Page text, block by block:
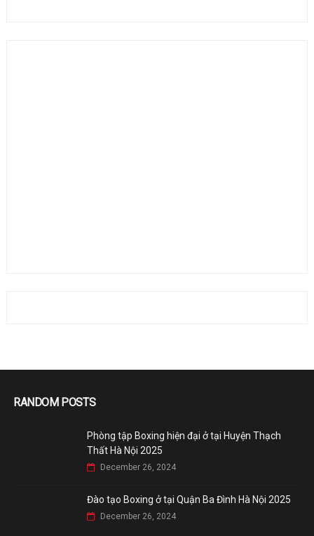
RANDOM POSTS
Phòng tập Boxing hiện đại ở tại Huyện Thạch
Thất Hà Nội 2025
December 26, 2024
Đào tạo Boxing ở tại Quận Ba Đình Hà Nội 2025
December 26, 2024